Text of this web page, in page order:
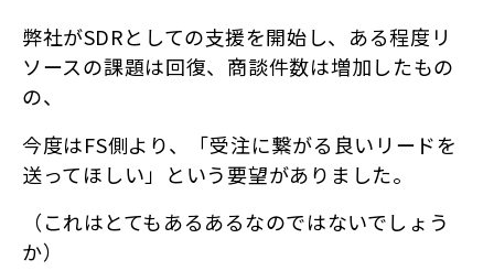
弊社がSDRとしての支援を開始し、 ある程度リ
ソースの課題は回復、商談件数は増加したもの
の、
今度はFS側より、「受注に繋がる良いリードを
送ってほしい」という要望がありました。
（これはとてもあるあるなのではないでしょう
か）